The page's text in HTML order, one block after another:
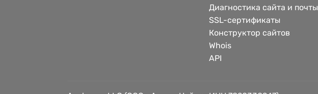
Диагностика сайта и почты
SSL-сертификаты
Конструктор сайтов
Whois
API